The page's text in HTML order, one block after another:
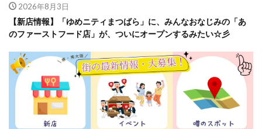
2026年8月3日
【新店情報】「ゆめニティまつばら」に、みんなおなじみの「あ
のファーストフード店」が、ついにオープンするみたい☆彡